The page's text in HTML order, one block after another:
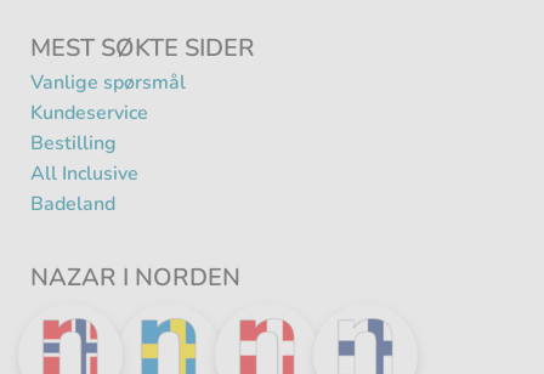
MEST SØKTE SIDER
Vanlige spørsmål
Kundeservice
Bestilling
All Inclusive
Badeland
NAZAR I NORDEN